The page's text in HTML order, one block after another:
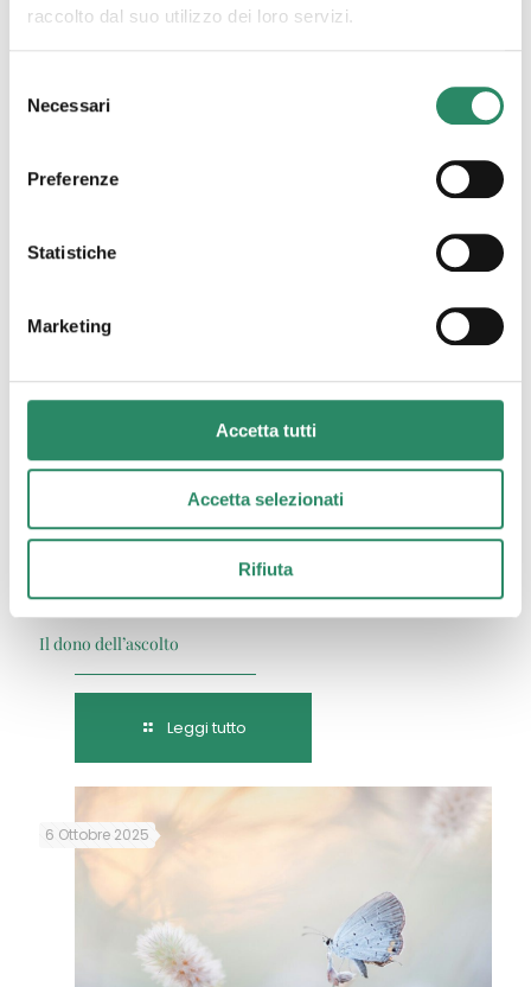
raccolto dal suo utilizzo dei loro servizi.
delNecessari
Preferenze
Statistiche
Marketing
Accetta tutti
Accetta selezionati
Rifiuta
Meno male la tigre c’é
Il dono dell’ascolto
Leggi tutto
6 Ottobre 2025